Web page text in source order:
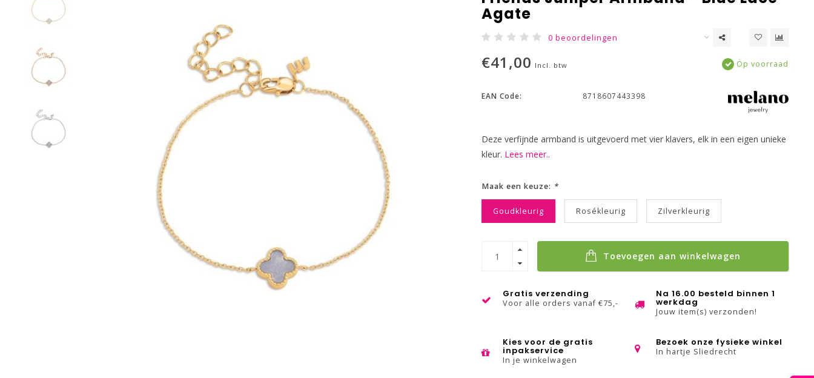
Agate
0 beoordelingen
€41,00 Incl. btw Op voorraad
EAN Code: 8718607443398
Deze verfijnde armband is uitgevoerd met vier klavers, elk in een eigen unieke
kleur. Lees meer..
Maak een keuze: *
Goudkleurig Rosékleurig Zilverkleurig
Toevoegen aan winkelwagen
Gratis verzending
Voor alle orders vanaf €75,-
Na 16.00 besteld binnen 1
werkdag
Jouw item(s) verzonden!
Kies voor de gratis
inpakservice
In je winkelwagen
Bezoek onze fysieke winkel
In hartje Sliedrecht